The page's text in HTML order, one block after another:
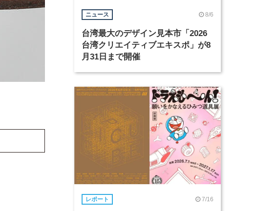
ニュース 8/6
台湾最大のデザイン見本市「2026
台湾クリエイティブエキスポ」が8
月31日まで開催
レポート 7/16